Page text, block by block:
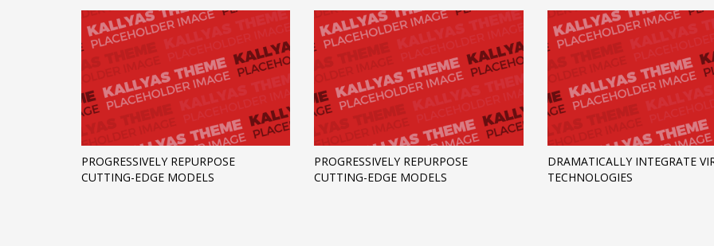
PROGRESSIVELY REPURPOSE
CUTTING-EDGE MODELS
PROGRESSIVELY REPURPOSE
CUTTING-EDGE MODELS
DRAMATICALLY INTEGRATE
TECHNOLOGIES